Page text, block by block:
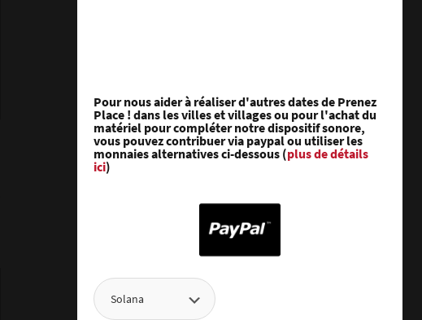
Pour nous aider à réaliser d'autres dates de Prenez
Place ! dans les villes et villages ou pour l'achat du
matériel pour compléter notre dispositif sonore,
vous pouvez contribuer via paypal ou utiliser les
monnaies alternatives ci-dessous (plus de détails
ici)